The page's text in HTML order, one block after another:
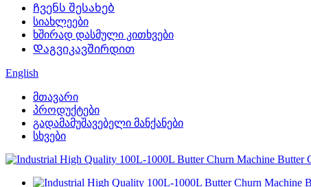
Ჩვენს შესახებ
სიახლეები
ხშირად დასმული კითხვები
Დაგვიკავშირდით
English
მთავარი
პროდუქტები
გადამამუშავებელი მანქანები
სხვები